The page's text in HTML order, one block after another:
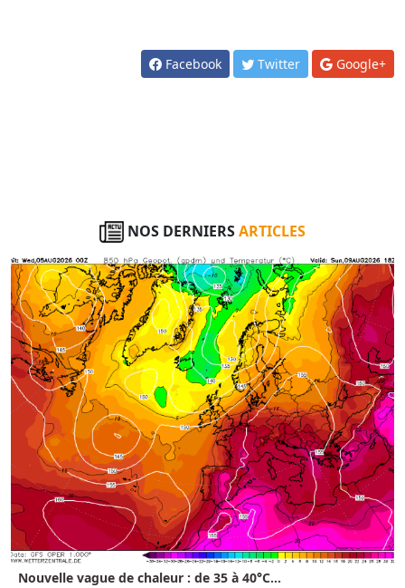
Facebook Twitter Google+
NOS DERNIERSARTICLES
Nouvelle vague de chaleur : de 35 à 40°C...